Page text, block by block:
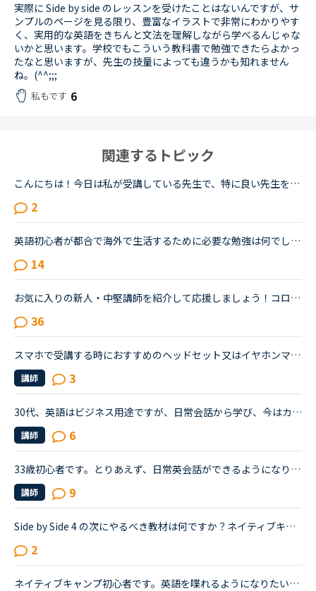
実際に Side by side のレッスンを受けたことはないんですが、サ
ンプルのページを見る限り、豊富なイラストで非常にわかりやす
く、実用的な英語をきちんと文法を理解しながら学べるんじゃな
いかと思います。学校でもこういう教科書で勉強できたらよかっ
たなと思いますが、先生の技量によっても違うかも知れません
ね。(^^;;;
私もです 6
関連するトピック
こんにちは！今日は私が受講している先生で、特に良い先生を2人紹介させてください！AgeとTotal Lessonは2020年8月2日21:30時点です。1人目Name Marija Country SerbiaAge 36T...
2
英語初心者が都合で海外で生活するために必要な勉強は何でしょうか？恥ずかしながら、20年ほど英語からは遠ざかってきました。ほぼしゃべれません。現在カランSTAGE1から始めSTAGE3に入ったところです。こちらは...
14
お気に入りの新人・中堅講師を紹介して応援しましょう！コロナ失職の影響等もあり、NCでは講師が5000人を超えたようです。生徒側もテレワーク等があり、人気ベテラン講師は連日予約で埋まりますが、その一方で新...
36
スマホで受講する時におすすめのヘッドセット又はイヤホンマイクはありますか?初めまして。トライアル期間が終わり、今日から正式にNCに入会した者です。普段はノートパソコンで受講しているのですが、無線Wi-Fi...
講師 3
30代、英語はビジネス用途ですが、日常会話から学び、今はカランと併用してます。日々慌ただしく講師が空くのを待っていられないのでだいたいは予約で授業を受けます。毎日新しい講師にチャレンジしようと試みて...
講師 6
33歳初心者です。とりあえず、日常英会話ができるようになりたいと思っています。その後仕事にも活かしていけるよう続けていきたいです。始めて2週目に入りました。初心者コースを終え、チャットのカウンセリング...
講師 9
Side by Side 4 の次にやるべき教材は何ですか？ネイティブキャンプを楽しく続けることができています。教材としてSide by Sideを使っているのでずっと興味を持ち続けることができたと思っています。昨日、Side b...
2
ネイティブキャンプ初心者です。英語を喋れるようになりたいと思い始めましたが全く文法とかもわからないものです。おすすめの教材は何がありますでしょうか？？side by sideがおすすめとよく聞きますが日本語訳...